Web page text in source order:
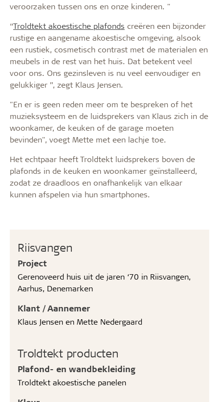
Riisvangen
Project
Gerenoveerd huis uit de jaren ‘70 in Riisvangen,
Aarhus, Denemarken
Klant / Aannemer
Klaus Jensen en Mette Nedergaard
Troldtekt producten
Plafond- en wandbekleiding
Troldtekt akoestische panelen
veroorzaken tussen ons en onze kinderen. "
“Troldtekt akoestische plafonds creëren een bijzonder
rustige en aangename akoestische omgeving, alsook
een rustiek, cosmetisch contrast met de materialen en
meubels in de rest van het huis. Dat betekent veel
voor ons. Ons gezinsleven is nu veel eenvoudiger en
gelukkiger ”, zegt Klaus Jensen.
"En er is geen reden meer om te bespreken of het
muzieksysteem en de luidsprekers van Klaus zich in de
woonkamer, de keuken of de garage moeten
bevinden", voegt Mette met een lachje toe.
Het echtpaar heeft Troldtekt luidsprekers boven de
plafonds in de keuken en woonkamer geïnstalleerd,
zodat ze draadloos en onafhankelijk van elkaar
kunnen afspelen via hun smartphones.